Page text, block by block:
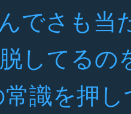
でさも当
してるの
常識を押